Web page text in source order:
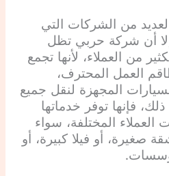
من الشركات التي
أن شركة حربي تظل
من العملاء، لأنها تجمع
العمل المحترف،
المجهزة لنقل جميع
فإنها توفر خدماتها
العملاء المختلفة، سواء
صغيرة، أو فيلا كبيرة، أو